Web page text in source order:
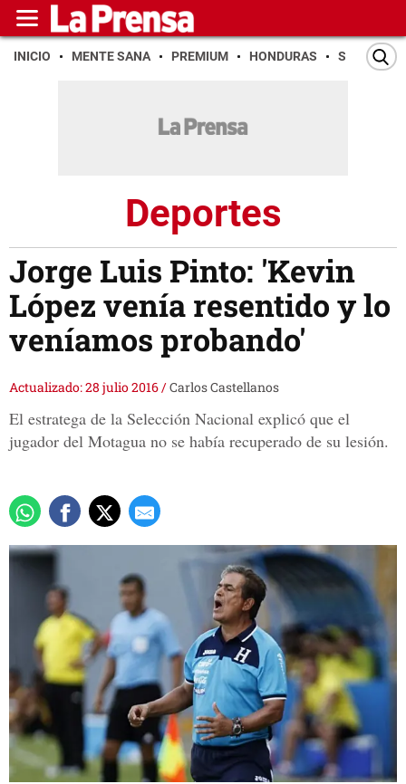
INICIO MENTE SANA PREMIUM HONDURAS SAN PEDRO
Deportes
Jorge Luis Pinto: 'Kevin
López venía resentido y lo
veníamos probando'
Actualizado: 28 julio 2016/Carlos Castellanos
El estratega de la Selección Nacional explicó que el
jugador del Motagua no se había recuperado de su lesión.